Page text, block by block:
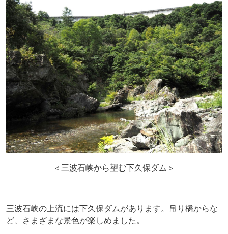
＜三波石峡から望む下久保ダム＞
三波石峡の上流には下久保ダムがあります。吊り橋からな
ど、さまざまな景色が楽しめました。